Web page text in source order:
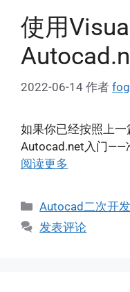
使用
2022-06-14 作者
如果你已经按照上
Autocad.net入门——
阅读更多
分
类
Autocad二次开发
发表评论